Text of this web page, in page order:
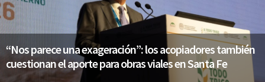
“Nos parece una exageración”: los acopiadores también
cuestionan el aporte para obras viales en Santa Fe